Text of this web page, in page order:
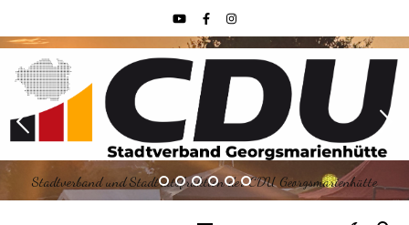
Stadtverband und Stadtratsfraktion der CDU Georgsmarienhütte